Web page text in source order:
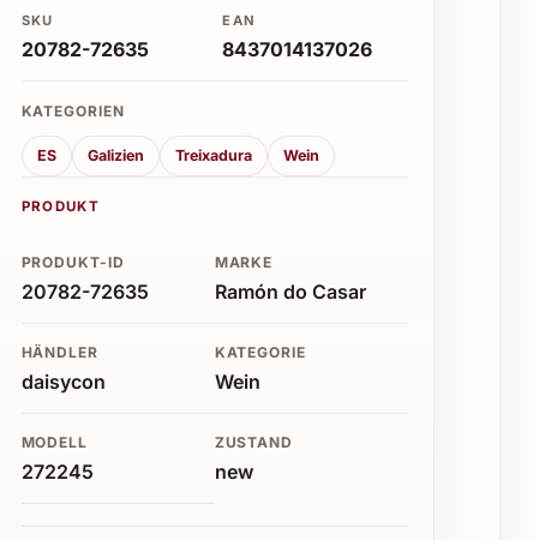
SKU
20782-72635
EAN
8437014137026
KATEGORIEN
ES Galizien Treixadura Wein
PRODUKT
PRODUKT-ID
20782-72635
MARKE
Ramón do Casar
HÄNDLER
daisycon
KATEGORIE
Wein
MODELL
272245
ZUSTAND
new